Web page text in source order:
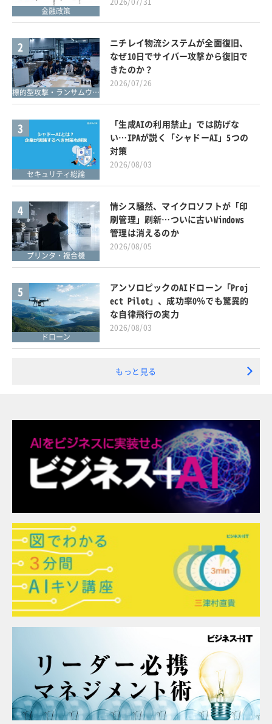
金融政策
2
標的型攻撃・ランサムウェア対策
ニチレイ物流システムが全面復旧、
なぜ10日でサイバー攻撃から復旧で
きたのか？
2026/07/26
3
セキュリティ総論
「生成AIの利用禁止」では防げな
い…IPAが説く「シャドーAI」5つの
対策
2026/08/03
4
プリンタ・複合機
情シス騒然、マイクロソフトが「印
刷管理」刷新…ついに古いWindows
管理は消えるのか
2026/08/05
5
ドローン
アンソロピックのAIドローン「Proj
ect Pilot」、成功率0％でも驚異的
な自律飛行の実力
2026/08/03
もっと見る